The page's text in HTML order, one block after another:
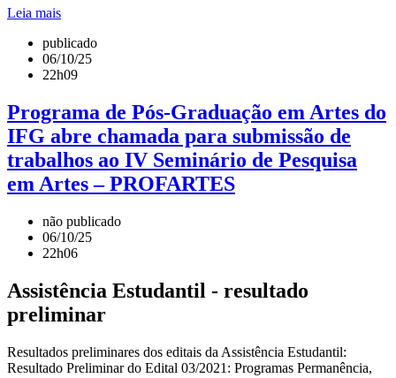
Leia mais
publicado
06/10/25
22h09
Programa de Pós-Graduação em Artes do
IFG abre chamada para submissão de
trabalhos ao IV Seminário de Pesquisa
em Artes – PROFARTES
não publicado
06/10/25
22h06
Assistência Estudantil - resultado
preliminar
Resultados preliminares dos editais da Assistência Estudantil:
Resultado Preliminar do Edital 03/2021: Programas Permanência,